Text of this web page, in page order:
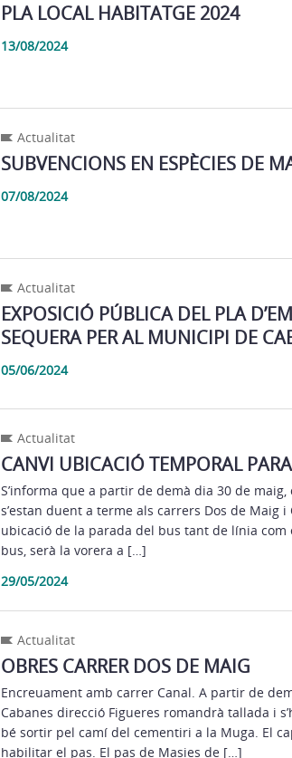
PLA LOCAL HABITATGE 2024
13/08/2024
Actualitat
SUBVENCIONS EN ESPÈCIES DE
07/08/2024
Actualitat
EXPOSICIÓ PÚBLICA DEL PLA
SEQUERA PER AL MUNICIPI DE
05/06/2024
Actualitat
CANVI UBICACIÓ TEMPORAL
S’informa que a partir de demà dia 30 de
s’estan duent a terme als carrers Dos de Maig
ubicació de la parada del bus tant de línia
bus, serà la vorera a […]
29/05/2024
Actualitat
OBRES CARRER DOS DE MAIG
Encreuament amb carrer Canal. A partir de
Cabanes direcció Figueres romandrà tallada i
bé sortir pel camí del cementiri a la Muga. El
habilitar el pas. El pas de Masies de […]